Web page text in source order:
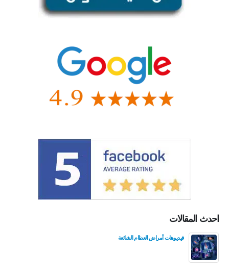
احدث المقالات
فيديوهات أمراض العظام الشائعة